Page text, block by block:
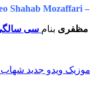
Shahab Mozaffari –
مظفری بنام سی
ویدو جدید شهاب